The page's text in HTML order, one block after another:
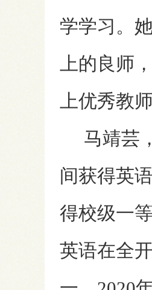
学学习。
上的良师
上优秀教
马靖芸
间获得英
得校级一
英语在全